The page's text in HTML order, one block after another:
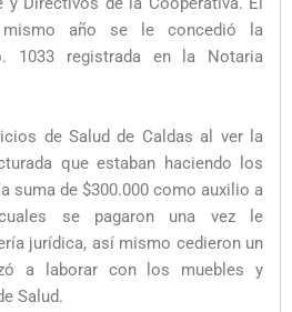
año se le concedió la
1033 registrada en la Notaria
de Salud de Caldas al ver la
que estaban haciendo los
suma de $300.000 como auxilio a
se pagaron una vez le
jurídica, así mismo cedieron un
a laborar con los muebles y
Salud.